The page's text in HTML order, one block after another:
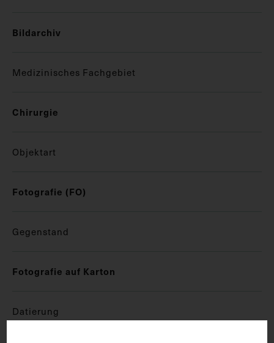
Bildarchiv
Medizinisches Fachgebiet
Chirurgie
Objektart
Fotografie (FO)
Gegenstand
Fotografie auf Karton
Datierung